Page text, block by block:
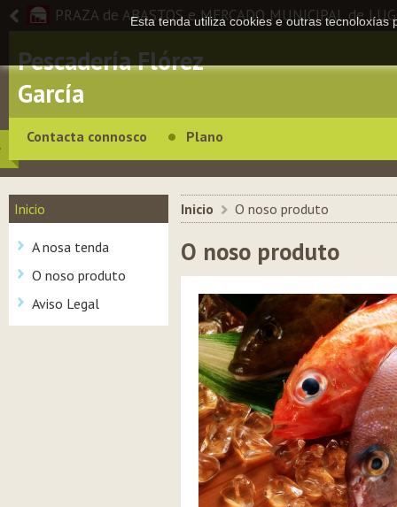
PRAZA de ABASTOS e MERCADO MUNICIPAL de
Pescadería Flórez
García
Contacta connosco Plano
Inicio
A nosa tenda
O noso produto
Aviso Legal
Inicio > O noso produto
O noso produto
Esta tenda utiliza cookies e outras